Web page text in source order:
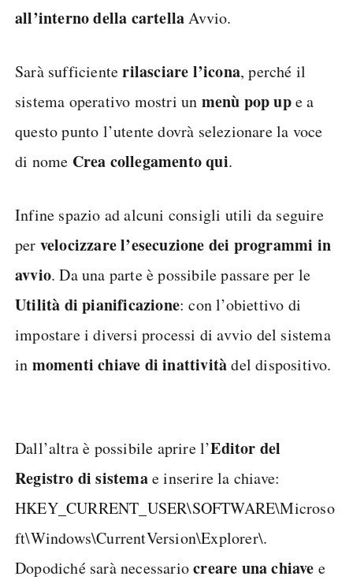
all’interno della cartellaAvvio.
Sarà sufficienterilasciare l’icona, perché il
sistema operativo mostri un menù pop upe a
questo punto l’utente dovrà selezionare la voce
di nome Crea collegamento qui.
Infine spazio ad alcuni consigli utili da seguire
per velocizzare l’esecuzione dei programmi in
avvio. Da una parte è possibile passare per le
Utilità di pianificazione: con l’obiettivo di
impostare i diversi processi di avvio del sistema
in momenti chiave di inattivitàdel dispositivo.
Dall’altra è possibile aprire l’Editor del
Registro di sistemae inserire la chiave:
HKEY_CURRENT_USER\SOFTWARE\Microso
ft\Windows\CurrentVersion\Explorer\.
Dopodiché sarà necessariocreare una chiave e